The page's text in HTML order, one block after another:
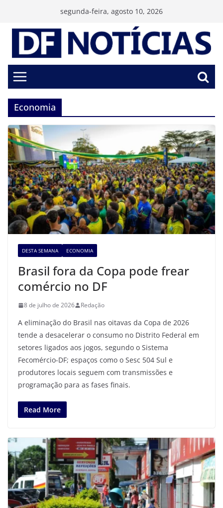
conteúdo
segunda-feira, agosto 10, 2026
Economia
DESTA SEMANA ECONOMIA
Brasil fora da Copa pode frear
comércio no DF
8 de julho de 2026 Redação
A eliminação do Brasil nas oitavas da Copa de 2026
tende a desacelerar o consumo no Distrito Federal em
setores ligados aos jogos, segundo o Sistema
Fecomércio-DF; espaços como o Sesc 504 Sul e
produtores locais seguem com transmissões e
programação para as fases finais.
Read More